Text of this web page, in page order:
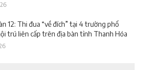
12: Thi đua “về đích” tại 4 trường phổ
trú liên cấp trên địa bàn tỉnh Thanh Hóa